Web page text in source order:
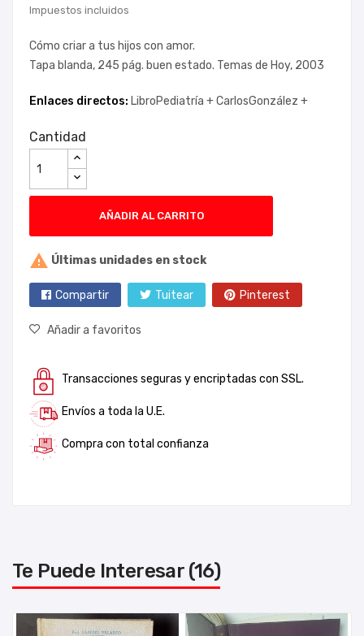
Impuestos incluidos
Cómo criar a tus hijos con amor.
Tapa blanda, 245 pág. buen estado. Temas de Hoy, 2003
Enlaces directos: LibroPediatría +CarlosGonzález +
Cantidad
AÑADIR AL CARRITO
 Últimas unidades en stock
Compartir Tuitear Pinterest
Añadir a favoritos
Transacciones seguras y encriptadas con SSL.
Envíos a toda la U.E.
Compra con total confianza
Te Puede Interesar (16)